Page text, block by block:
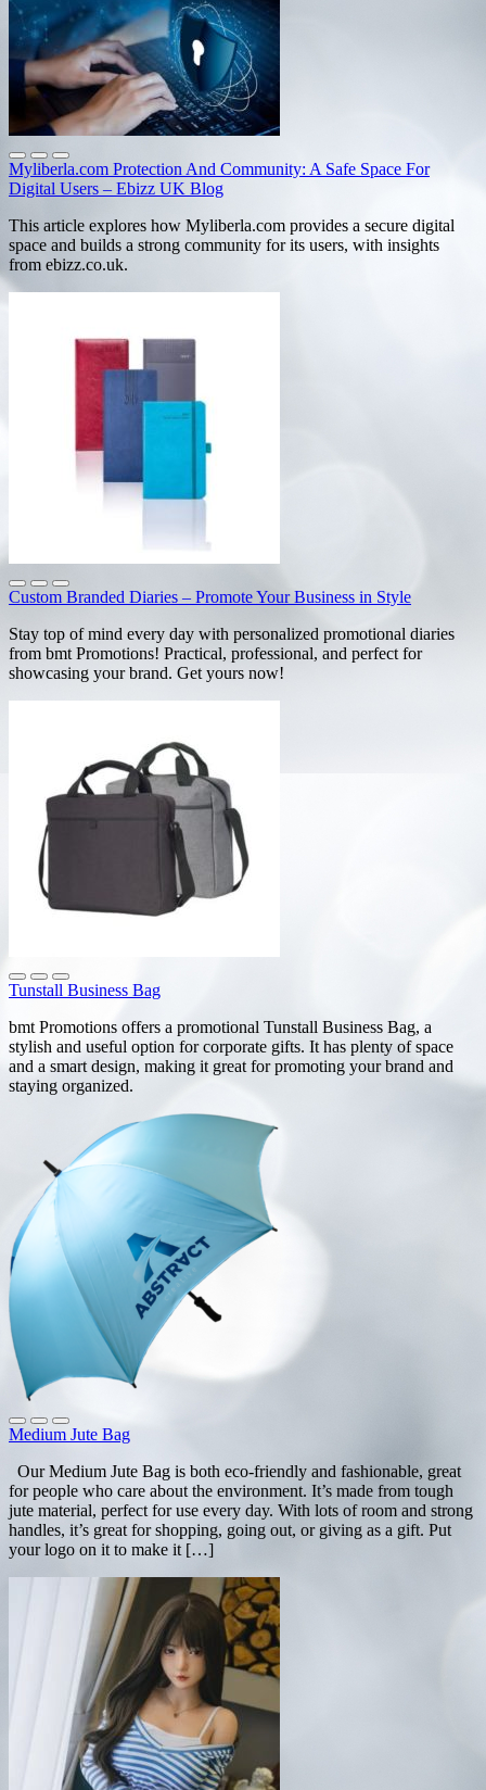
Myliberla.com Protection And Community: A Safe Space For
Digital Users – Ebizz UK Blog
This article explores how Myliberla.com provides a secure digital
space and builds a strong community for its users, with insights
from ebizz.co.uk.
Custom Branded Diaries – Promote Your Business in Style
Stay top of mind every day with personalized promotional diaries
from bmt Promotions! Practical, professional, and perfect for
showcasing your brand. Get yours now!
Tunstall Business Bag
bmt Promotions offers a promotional Tunstall Business Bag, a
stylish and useful option for corporate gifts. It has plenty of space
and a smart design, making it great for promoting your brand and
staying organized.
Medium Jute Bag
Our Medium Jute Bag is both eco-friendly and fashionable, great
for people who care about the environment. It’s made from tough
jute material, perfect for use every day. With lots of room and strong
handles, it’s great for shopping, going out, or giving as a gift. Put
your logo on it to make it […]